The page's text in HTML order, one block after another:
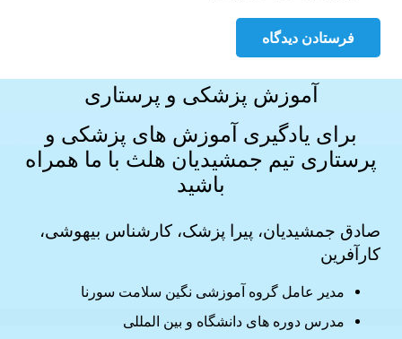
فرستادن دیدگاه
آموزش پزشکی و پرستاری
برای یادگیری آموزش های پزشکی و
پرستاری تیم جمشیدیان هلث با ما همراه
باشید
صادق جمشیدیان، پیرا پزشک، کارشناس بیهوشی،
کارآفرین
مدیر عامل گروه آموزشی نگین سلامت سورنا
مدرس دوره های دانشگاه و بین المللی